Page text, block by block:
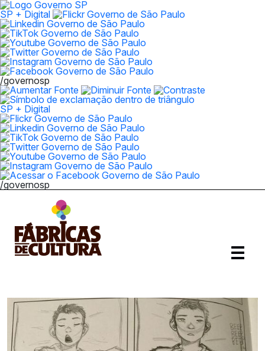
SP + Digital
/governosp
SP + Digital
/governosp